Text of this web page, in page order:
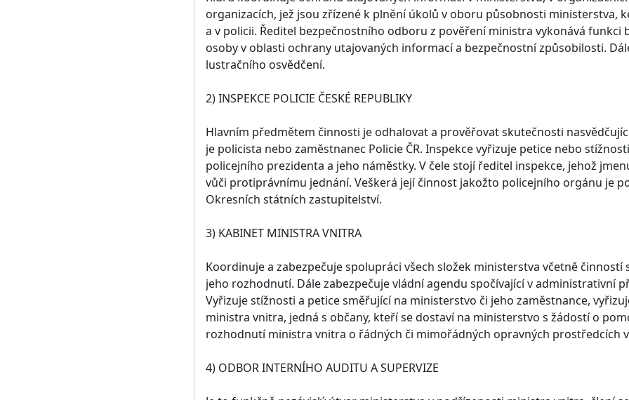
organizacích, jež jsou zřízené k plnění úkolů v oboru působnosti ministerstva,
a v policii. Ředitel bezpečnostního odboru z pověření ministra vykonává
osoby v oblasti ochrany utajovaných informací a bezpečnostní způsobilosti.
lustračního osvědčení.
2) INSPEKCE POLICIE ČESKÉ REPUBLIKY
Hlavním předmětem činnosti je odhalovat a prověřovat skutečnosti
je policista nebo zaměstnanec Policie ČR. Inspekce vyřizuje petice nebo
policejního prezidenta a jeho náměstky. V čele stojí ředitel inspekce, jehož
vůči protiprávnímu jednání. Veškerá její činnost jakožto policejního orgánu je
Okresních státních zastupitelství.
3) KABINET MINISTRA VNITRA
Koordinuje a zabezpečuje spolupráci všech složek ministerstva včetně
jeho rozhodnutí. Dále zabezpečuje vládní agendu spočívající v administrativní
Vyřizuje stížnosti a petice směřující na ministerstvo či jeho zaměstnance,
ministra vnitra, jedná s občany, kteří se dostaví na ministerstvo s žádostí o
rozhodnutí ministra vnitra o řádných či mimořádných opravných prostředcích
4) ODBOR INTERNÍHO AUDITU A SUPERVIZE